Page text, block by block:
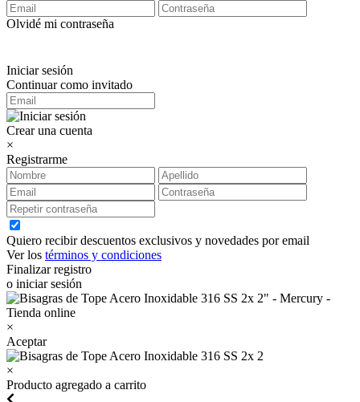
Olvidé mi contraseña
Iniciar sesión
Continuar como invitado
Crear una cuenta
×
Registrarme
Quiero recibir descuentos exclusivos y novedades por email
Ver los términos y condiciones
Finalizar registro
o iniciar sesión
×
Aceptar
×
Producto agregado a carrito